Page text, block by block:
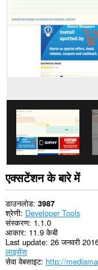
है।
एक्सटेंशन के बारे में
डाउनलोड 3987
श्रेणी Developer Tools
संस्करण 1.1.0
आकार 11.9 केबी
Last update 26 जनवरी
लाइसेंस
सेवा वेबसाइट http://